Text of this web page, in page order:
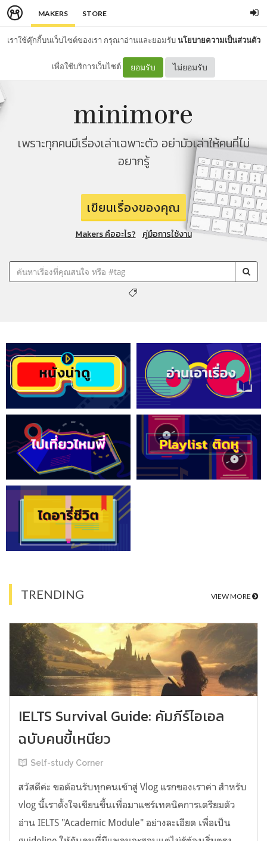
MAKERS STORE
เราใช้คุ๊กกี้บนเว็บไซต์ของเรา กรุณาอ่านและยอมรับนโยบายความเป็นส่วนตัว
เพื่อใช้บริการเว็บไซต์ ยอมรับ ไม่ยอมรับ
เพราะทุกคนมีเรื่องเล่าเฉพาะตัว อย่ามัวเล่าให้คนที่ไม่
อยากรู้
เขียนเรื่องของคุณ
Makers คืออะไร? คู่มือการใช้งาน
TRENDING VIEW MORE
IELTS Survival Guide: คัมภีร์ไอเอล
ฉบับคนขี้เหนียว
Self-study Corner
สวัสดีค่ะ ขอต้อนรับทุกคนเข้าสู่ Vlog แรกของเราค่า สำหรับ
vlog นี้เราตั้งใจเขียนขึ้นเพื่อมาแชร์เทคนิคการเตรียมตัว
อ่าน IELTS "Academic Module" อย่างละเอียด เพื่อเป็น